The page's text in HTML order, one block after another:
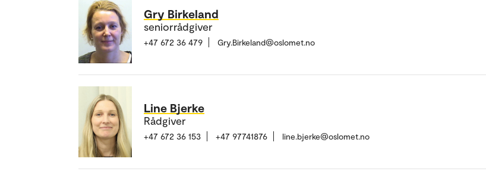
Gry Birkeland
seniorrådgiver
+47 672 36 479 Gry.Birkeland@oslomet.no
Line Bjerke
Rådgiver
+47 672 36 153 +47 97741876 line.bjerke@oslomet.no